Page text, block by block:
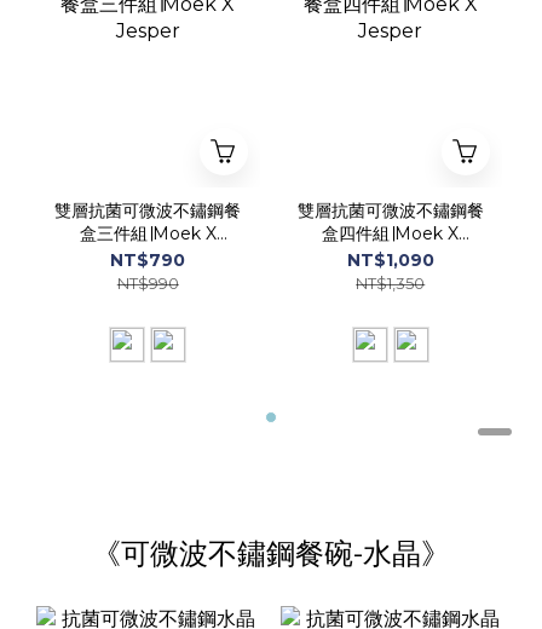
雙層抗菌可微波不鏽鋼餐
盒三件組∣Moek X
Jesper
NT$790
NT$990
雙層抗菌可微波不鏽鋼餐
盒四件組∣Moek X
Jesper
NT$1,090
NT$1,350
《可微波不鏽鋼餐碗-水晶》